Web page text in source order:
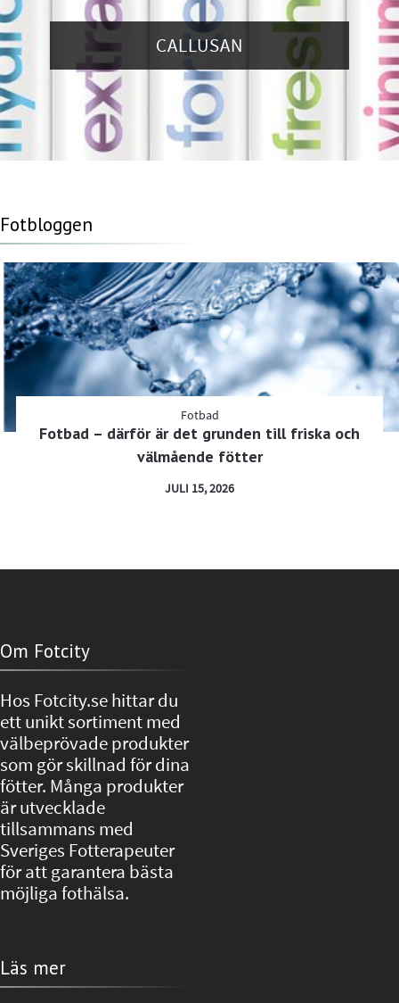
CALLUSAN
Fotbloggen
Fotbad
Fotbad – därför är det grunden till friska och
välmående fötter
JULI 15, 2026
Om Fotcity
Hos Fotcity.se hittar du
ett unikt sortiment med
välbeprövade produkter
som gör skillnad för dina
fötter. Många produkter
är utvecklade
tillsammans med
Sveriges Fotterapeuter
för att garantera bästa
möjliga fothälsa.
Läs mer